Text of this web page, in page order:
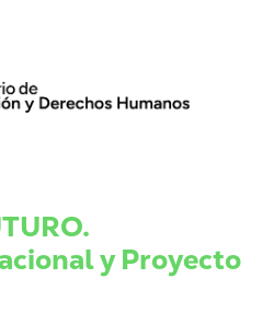
y Proyecto